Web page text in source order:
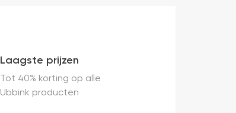
Laagste prijzen
Tot 40% korting op alle
Ubbink producten